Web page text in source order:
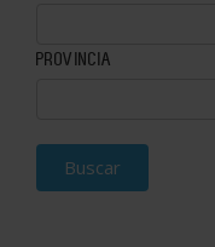
PROVINCIA
Buscar